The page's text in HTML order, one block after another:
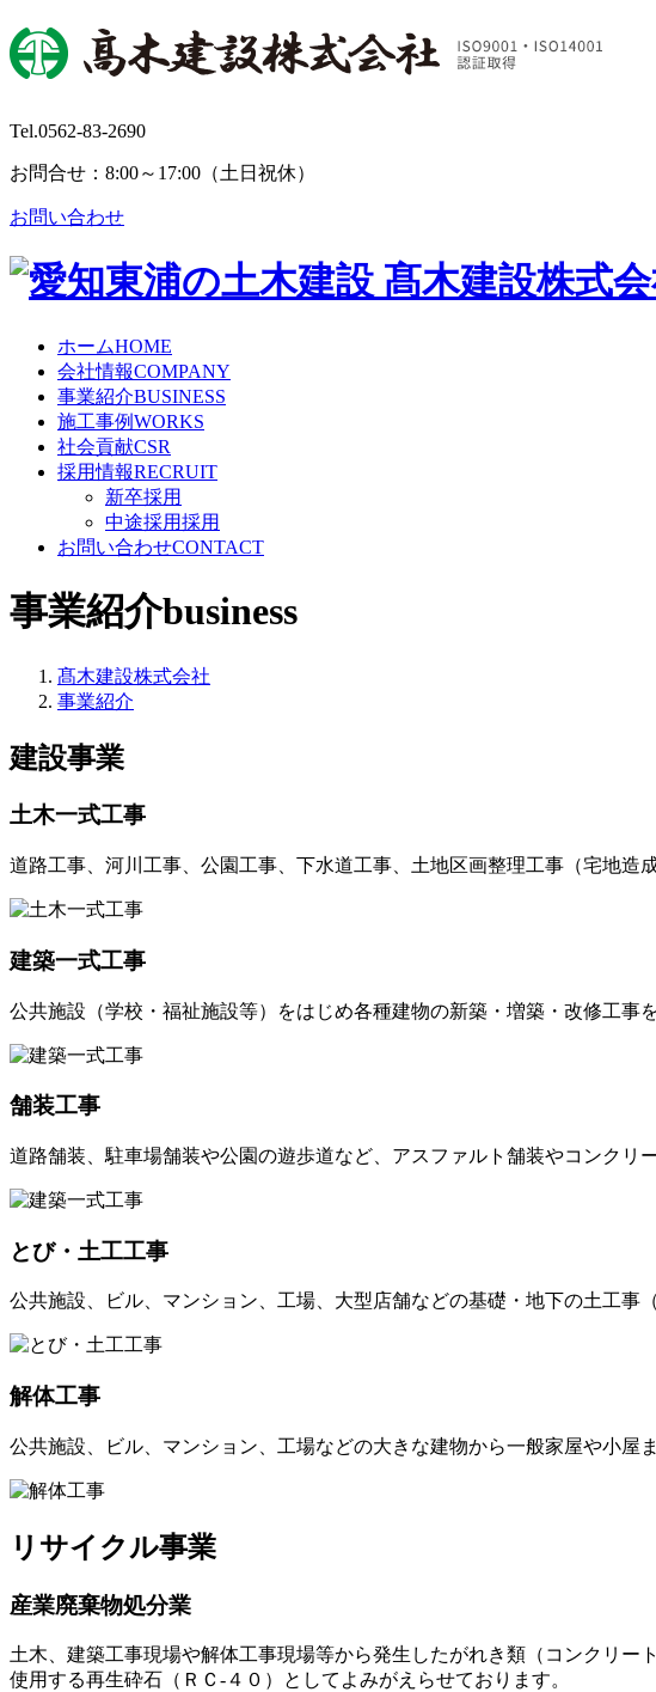
Tel.0562-83-2690
お問合せ：8:00～17:00（土日祝休）
お問い合わせ
ホームHOME
会社情報COMPANY
事業紹介BUSINESS
施工事例WORKS
社会貢献CSR
採用情報RECRUIT
新卒採用
中途採用採用
お問い合わせCONTACT
事業紹介business
髙木建設株式会社
事業紹介
建設事業
土木一式工事
道路工事、河川工事、公園工事、下水道工事、土地区画整理工事（宅地造
建築一式工事
公共施設（学校・福祉施設等）をはじめ各種建物の新築・増築・改修工事
舗装工事
道路舗装、駐車場舗装や公園の遊歩道など、アスファルト舗装やコンクリ
とび・土工工事
公共施設、ビル、マンション、工場、大型店舗などの基礎・地下の土工事
解体工事
公共施設、ビル、マンション、工場などの大きな建物から一般家屋や小屋
リサイクル事業
産業廃棄物処分業
土木、建築工事現場や解体工事現場等から発生したがれき類（コンクリ
使用する再生砕石（ＲＣ-４０）としてよみがえらせております。